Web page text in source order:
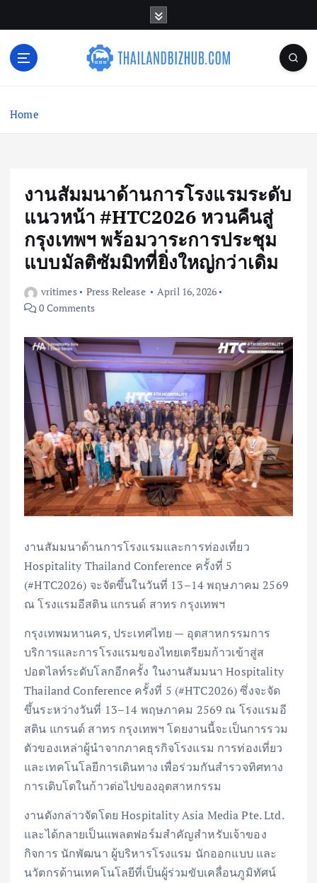
n
Home
งานสัมมนาด้านการโรงแรมระดับ
แนวหน้า #HTC2026 หวนคืนสู่
กรุงเทพฯ พร้อมวาระการประชุม
แบบมัลติซัมมิทที่ยิ่งใหญ่กว่าเดิม
vritimes Press Release
April 16, 2026
0 Comments
งานสัมมนาด้านการโรงแรมและการท่องเที่ยว
Hospitality Thailand Conference ครั้งที่ 5
(#HTC2026) จะจัดขึ้นในวันที่ 13–14 พฤษภาคม 2569
ณ โรงแรมอีสติน แกรนด์ สาทร กรุงเทพฯ
กรุงเทพมหานคร, ประเทศไทย — อุตสาหกรรมการ
บริการและการโรงแรมของไทยเตรียมก้าวเข้าสู่ส
ปอตไลท์ระดับโลกอีกครั้ง ในงานสัมมนา Hospitality
Thailand Conference ครั้งที่ 5 (#HTC2026) ซึ่งจะจัด
ขึ้นระหว่างวันที่ 13–14 พฤษภาคม 2569 ณ โรงแรมอี
สติน แกรนด์ สาทร กรุงเทพฯ โดยงานนี้จะเป็นการรวม
ตัวของเหล่าผู้นำจากภาคธุรกิจโรงแรม การท่องเที่ยว
และเทคโนโลยีการเดินทาง เพื่อร่วมกันสำรวจทิศทาง
การเติบโตในก้าวต่อไปของอุตสาหกรรม
งานดังกล่าวจัดโดย Hospitality Asia Media Pte. Ltd.
และได้กลายเป็นแพลตฟอร์มสำคัญสำหรับเจ้าของ
กิจการ นักพัฒนา ผู้บริหารโรงแรม นักออกแบบ และ
นวัตกรด้านเทคโนโลยีที่เป็นผู้ร่วมขับเคลื่อนภูมิทัศน์